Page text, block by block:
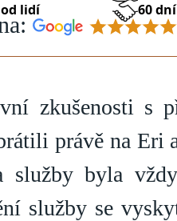
lidí 60
zkušenosti s
právě na Eri
služby byla
služby se